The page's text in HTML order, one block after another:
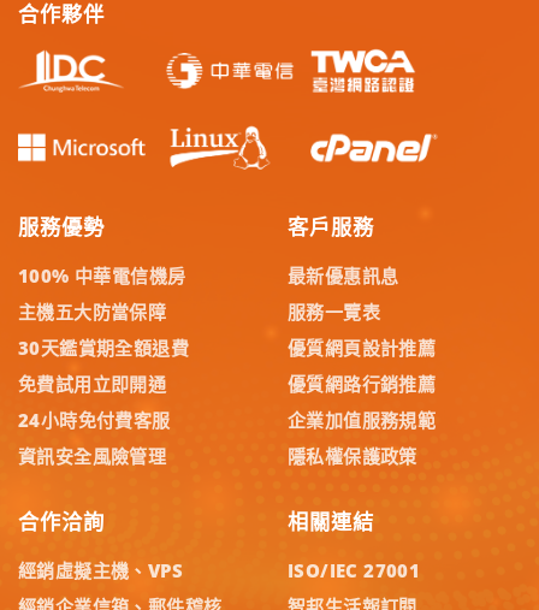
合作夥伴
服務優勢
100% 中華電信機房
主機五大防當保障
30天鑑賞期全額退費
免費試用立即開通
24小時免付費客服
資訊安全風險管理
客戶服務
最新優惠訊息
服務一覽表
優質網頁設計推薦
優質網路行銷推薦
企業加值服務規範
隱私權保護政策
合作洽詢
經銷虛擬主機、VPS
相關連結
ISO/IEC 27001